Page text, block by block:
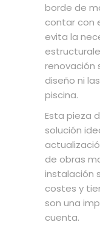
borde de
contar con
evita la
renovación
diseño ni
piscina.
Esta pieza
solución
de obras
instalación
costes y
son una
cuenta.